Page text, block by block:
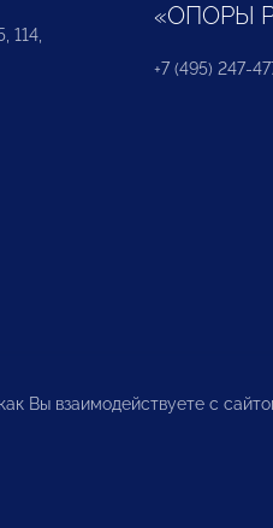
114,
«ОПОРЫ
+7 (495) 247-
Вы взаимодействуете с